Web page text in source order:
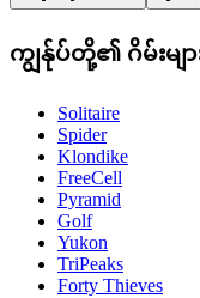
ကျွန်ုပ်တို့၏ ဂိမ်းမျာ
Solitaire
Spider
Klondike
FreeCell
Pyramid
Golf
Yukon
TriPeaks
Forty Thieves